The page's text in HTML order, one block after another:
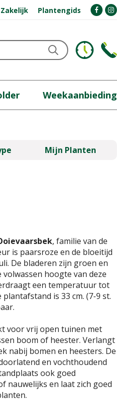
Zakelijk Plantengids
Weekaanbieding
Mijn Planten
, familie van de
is paarsroze en de bloeitijd
De bladeren zijn groen en
volwassen hoogte van deze
een temperatuur tot
plantafstand is 33 cm. (7-9 st.
voor vrij open tuinen met
boom of heester. Verlangt
nabij bomen en heesters. De
en vochthoudend
ook goed
nauwelijks en laat zich goed